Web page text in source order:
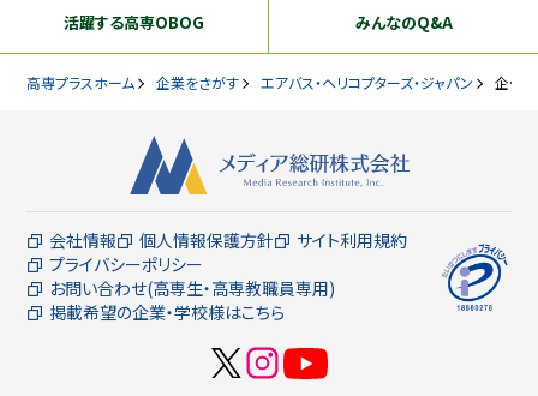
活躍する高専OBOG みんなのQ&A
高専プラスホーム 企業をさがす エアバス・ヘリコプターズ・ジャパン 企業データ
会社情報 個人情報保護方針
サイト利用規約
プライバシーポリシー
お問い合わせ(高専生・高専教職員専用)
掲載希望の企業・学校様はこちら